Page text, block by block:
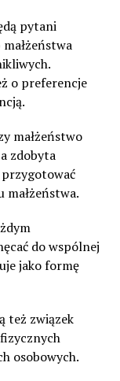
pytani
o preferencje
małżeństwo
zdobyta
małżeństwa.
do wspólnej
jako formę
też związek
osobowych.